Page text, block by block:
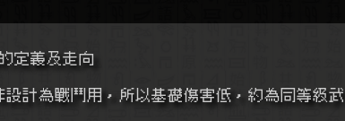
定義及走向
非設計為戰鬥用，所以基礎傷害低，約為同等級